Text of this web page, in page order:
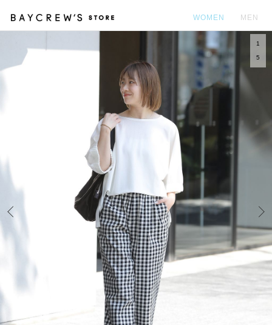
WOMEN MEN
1
5